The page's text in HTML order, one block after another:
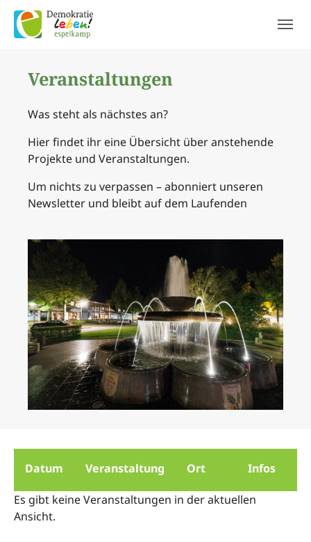
Skip to main navigation
Skip to main content
Skip to page footer
Veranstaltungen
Was steht als nächstes an?
Hier findet ihr eine Übersicht über anstehende
Projekte und Veranstaltungen.
Um nichts zu verpassen – abonniert unseren
Newsletter und bleibt auf dem Laufenden
Datum Veranstaltung Ort Infos
Es gibt keine Veranstaltungen in der aktuellen
Ansicht.